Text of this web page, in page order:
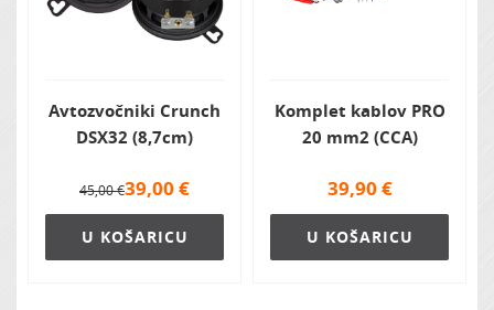
Avtozvočniki Crunch
DSX32 (8,7cm)
45,00 €39,00 €
U KOŠARICU
Komplet kablov PRO
20 mm2 (CCA)
39,90 €
U KOŠARICU